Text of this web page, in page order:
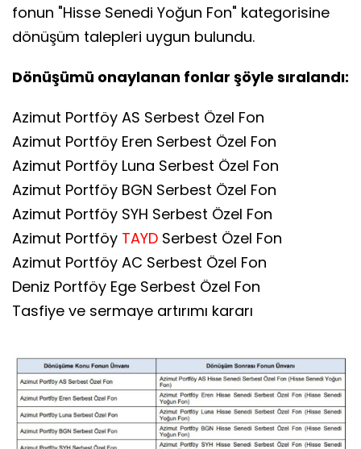
fonun "Hisse Senedi Yoğun Fon" kategorisine
dönüşüm talepleri uygun bulundu.
Dönüşümü onaylanan fonlar şöyle sıralandı:
Azimut Portföy AS Serbest Özel Fon
Azimut Portföy Eren Serbest Özel Fon
Azimut Portföy Luna Serbest Özel Fon
Azimut Portföy BGN Serbest Özel Fon
Azimut Portföy SYH Serbest Özel Fon
Azimut Portföy TAYD Serbest Özel Fon
Azimut Portföy AC Serbest Özel Fon
Deniz Portföy Ege Serbest Özel Fon
Tasfiye ve sermaye artırımı kararı